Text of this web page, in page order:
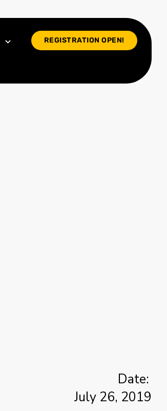
REGISTRATION OPEN!
Date:
July 26, 2019